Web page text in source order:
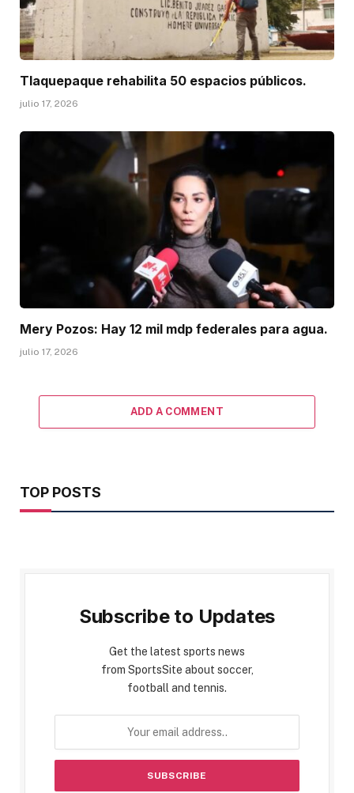
Tlaquepaque rehabilita 50 espacios públicos.
julio 17, 2026
Mery Pozos: Hay 12 mil mdp federales para agua.
julio 17, 2026
ADD A COMMENT
TOP POSTS
Subscribe to Updates
Get the latest sports news
from SportsSite about soccer,
football and tennis.